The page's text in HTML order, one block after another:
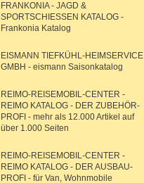
FRANKONIA - JAGD &
SPORTSCHIESSEN KATALOG -
Frankonia Katalog
EISMANN TIEFKÜHL-HEIMSERVICE
GMBH - eismann Saisonkatalog
REIMO-REISEMOBIL-CENTER -
REIMO KATALOG - DER ZUBEHÖR-
PROFI - mehr als 12.000 Artikel auf
über 1.000 Seiten
REIMO-REISEMOBIL-CENTER -
REIMO KATALOG - DER AUSBAU-
PROFI - für Van, Wohnmobile